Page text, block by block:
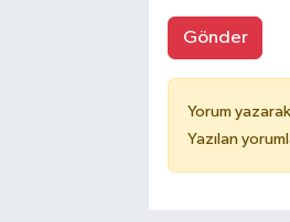
Gönder
Yorum yazarak
Yazılan